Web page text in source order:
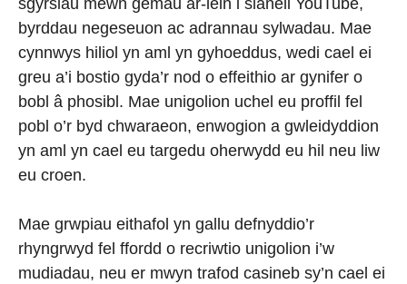
sgyrsiau mewn gemau ar-lein i sianeli YouTube,
byrddau negeseuon ac adrannau sylwadau. Mae
cynnwys hiliol yn aml yn gyhoeddus, wedi cael ei
greu a’i bostio gyda’r nod o effeithio ar gynifer o
bobl â phosibl. Mae unigolion uchel eu proffil fel
pobl o’r byd chwaraeon, enwogion a gwleidyddion
yn aml yn cael eu targedu oherwydd eu hil neu liw
eu croen.
Mae grwpiau eithafol yn gallu defnyddio’r
rhyngrwyd fel ffordd o recriwtio unigolion i’w
mudiadau, neu er mwyn trafod casineb sy’n cael ei